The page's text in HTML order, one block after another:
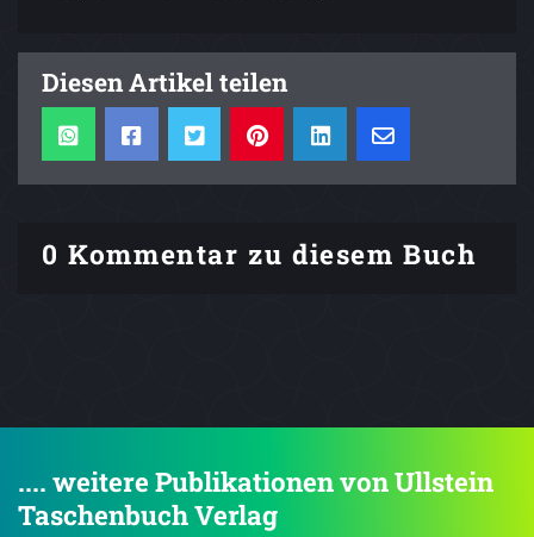
Diesen Artikel teilen
0 Kommentar zu diesem Buch
.... weitere Publikationen von Ullstein
Taschenbuch Verlag